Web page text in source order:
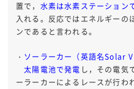
置で， 水素は水素ステーション
入れる。反応ではエネルギーの
ンであると言われる。
・ ソーラーカー（英語名Solar
太陽電池で発電 し，その電気
ーラーカーによるレースが行わ